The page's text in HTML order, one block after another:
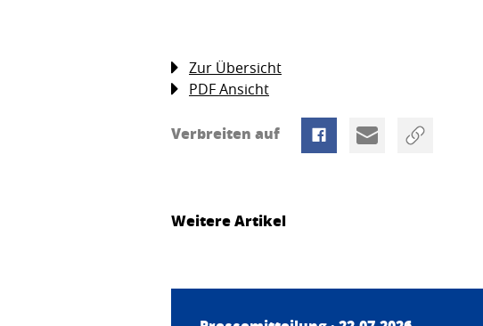
Zur Übersicht
PDF Ansicht
Verbreiten auf
Weitere Artikel